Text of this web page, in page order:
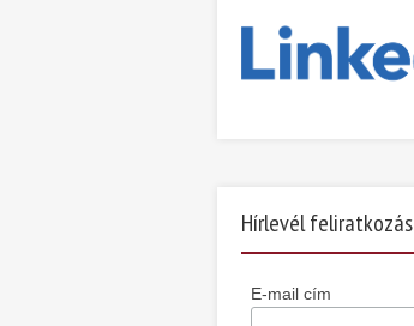
Hírlevél feliratkozás
E-mail cím